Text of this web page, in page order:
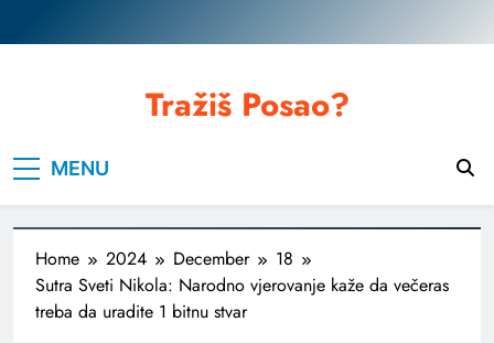
to
Tražiš Posao?
MENU
Home 2024 December
18
Sutra Sveti Nikola: Narodno vjerovanje kaže da večeras
treba da uradite 1 bitnu stvar